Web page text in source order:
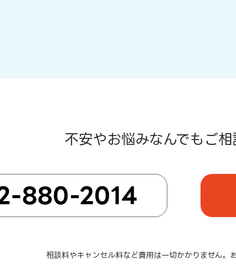
不安やお悩みなんでもご
880-2014
相談料やキャンセル料など費用は一切かかりません。